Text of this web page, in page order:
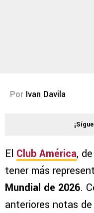
Por Ivan Davila
El Club América,
tener más
Mundial de 2026.
anteriores notas de